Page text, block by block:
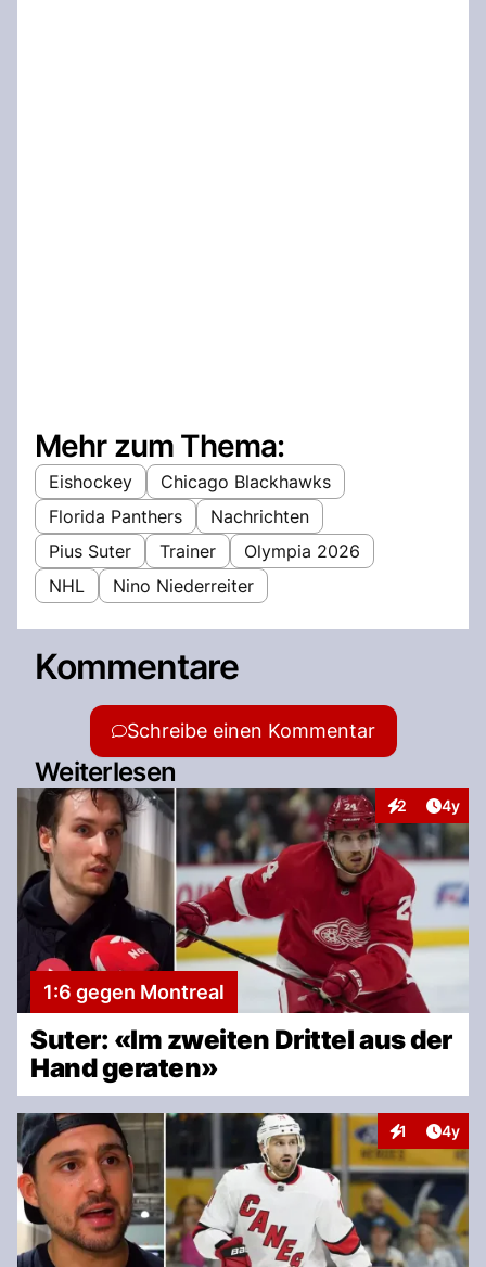
Mehr zum Thema:
Eishockey
Chicago Blackhawks
Florida Panthers
Nachrichten
Pius Suter
Trainer
Olympia 2026
NHL
Nino Niederreiter
Kommentare
Schreibe einen Kommentar
Weiterlesen
2
Interaktionen
4y
1:6 gegen Montreal
Suter: «Im zweiten Drittel aus der
Hand geraten»
1
Interaktionen
4y